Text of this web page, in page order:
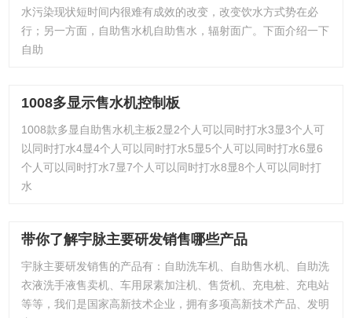
水污染现状短时间内很难有成效的改变，改变饮水方式势在必
行；另一方面，自助售水机自助售水，辐射面广。下面介绍一下
自助
1008多显示售水机控制板
1008款多显自助售水机主板2显2个人可以同时打水3显3个人可
以同时打水4显4个人可以同时打水5显5个人可以同时打水6显6
个人可以同时打水7显7个人可以同时打水8显8个人可以同时打
水
带你了解宇脉主要研发销售哪些产品
宇脉主要研发销售的产品有：自助洗车机、自助售水机、自助洗
衣液洗手液售卖机、车用尿素加注机、售货机、充电桩、充电站
等等，我们是国家高新技术企业，拥有多项高新技术产品、发明